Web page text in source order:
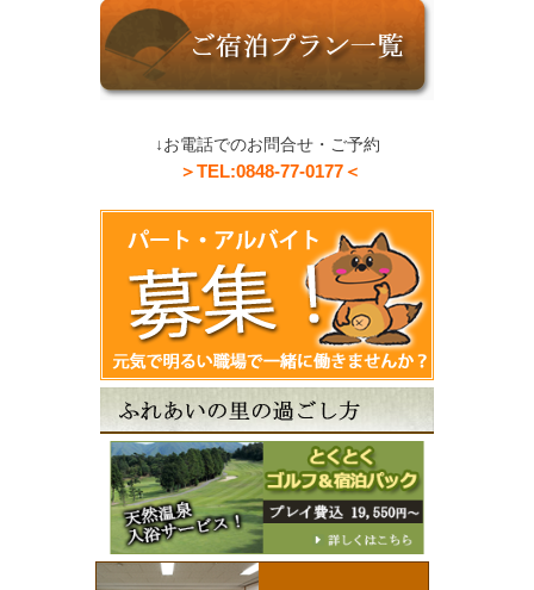
↓お電話でのお問合せ・ご予約
＞TEL:0848-77-0177＜